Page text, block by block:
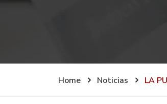
Home Noticias LA